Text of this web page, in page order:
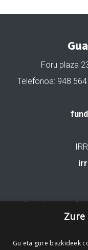
Foru plaza
Telefonoa: 948
Gure lizentzia:
Gu eta gure bazkideek